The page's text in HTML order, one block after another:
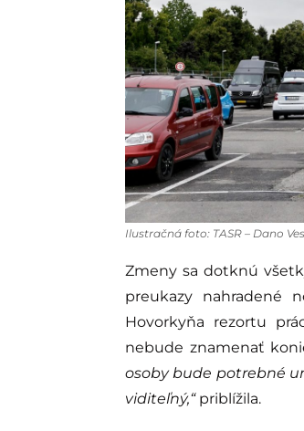
Ilustračná foto: TASR – Dano
Zmeny sa dotknú
preukazy nahradené
Hovorkyňa rezortu
nebude znamenať
osoby bude potrebné
viditeľný,“priblížila.